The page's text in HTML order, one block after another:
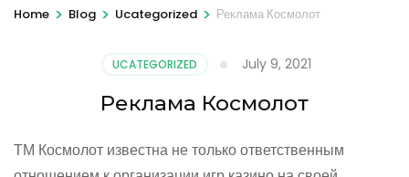
Home > Blog > Ucategorized > Реклама Космолот
UCATEGORIZED July 9, 2021
Реклама Космолот
ТМ Космолот известна не только ответственным